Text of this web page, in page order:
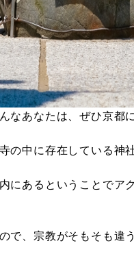
あなたは、ぜひ京都
の中に存在している神社
にあるということで
で、宗教がそもそも